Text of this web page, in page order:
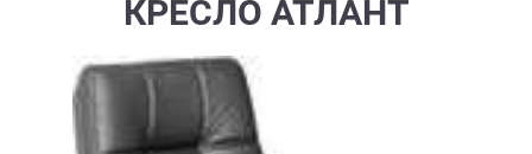
КРЕСЛО АТЛАНТ